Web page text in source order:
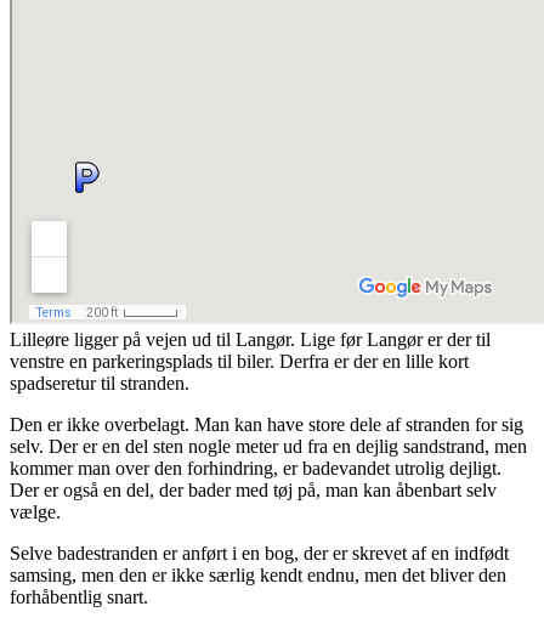
Lilleøre ligger på vejen ud til Langør. Lige før Langør er der til
venstre en parkeringsplads til biler. Derfra er der en lille kort
spadseretur til stranden.
Den er ikke overbelagt. Man kan have store dele af stranden for sig
selv. Der er en del sten nogle meter ud fra en dejlig sandstrand, men
kommer man over den forhindring, er badevandet utrolig dejligt.
Der er også en del, der bader med tøj på, man kan åbenbart selv
vælge.
Selve badestranden er anført i en bog, der er skrevet af en indfødt
samsing, men den er ikke særlig kendt endnu, men det bliver den
forhåbentlig snart.